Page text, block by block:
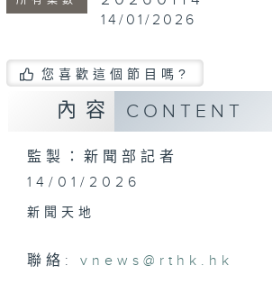
14/01/2026
您喜歡這個節目嗎?
內容 CONTENT
監製：新聞部記者
14/01/2026
新聞天地
聯絡:vnews@rthk.hk